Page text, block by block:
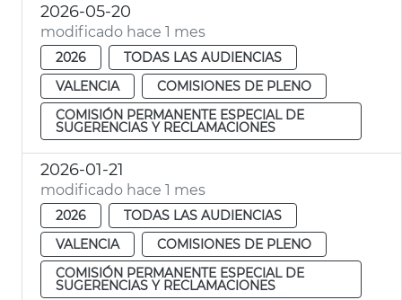
2026-05-20
modificado hace 1 mes
2026
TODAS LAS AUDIENCIAS
VALENCIA
COMISIONES DE PLENO
COMISIÓN PERMANENTE ESPECIAL DE
SUGERENCIAS Y RECLAMACIONES
2026-01-21
modificado hace 1 mes
2026
TODAS LAS AUDIENCIAS
VALENCIA
COMISIONES DE PLENO
COMISIÓN PERMANENTE ESPECIAL DE
SUGERENCIAS Y RECLAMACIONES